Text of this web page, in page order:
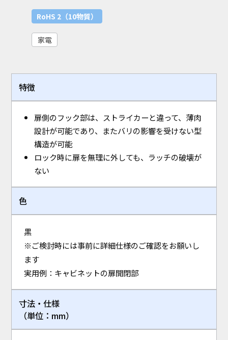
RoHS 2（10物質）
家電
特徴
扉側のフック部は、ストライカーと違って、薄肉
設計が可能であり、またバリの影響を受けない型
構造が可能
ロック時に扉を無理に外しても、ラッチの破壊が
ない
色
黒
※ご検討時には事前に詳細仕様のご確認をお願いし
ます
実用例：キャビネットの扉開閉部
寸法・仕様
（単位：mm）